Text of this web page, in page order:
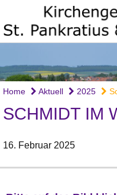
Home Aktuell 2025
SCHMIDT IM
16. Februar 2025